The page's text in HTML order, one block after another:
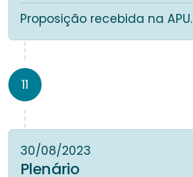
Proposição recebida na APU.
11
30/08/2023
Plenário